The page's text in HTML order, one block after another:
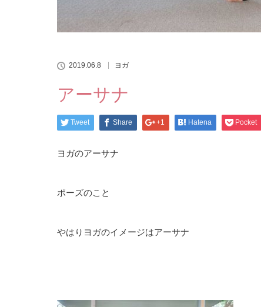
2019.06.8 ヨガ
アーサナ
Tweet Share +1 Hatena Pocket
ヨガのアーサナ
ポーズのこと
やはりヨガのイメージはアーサナ